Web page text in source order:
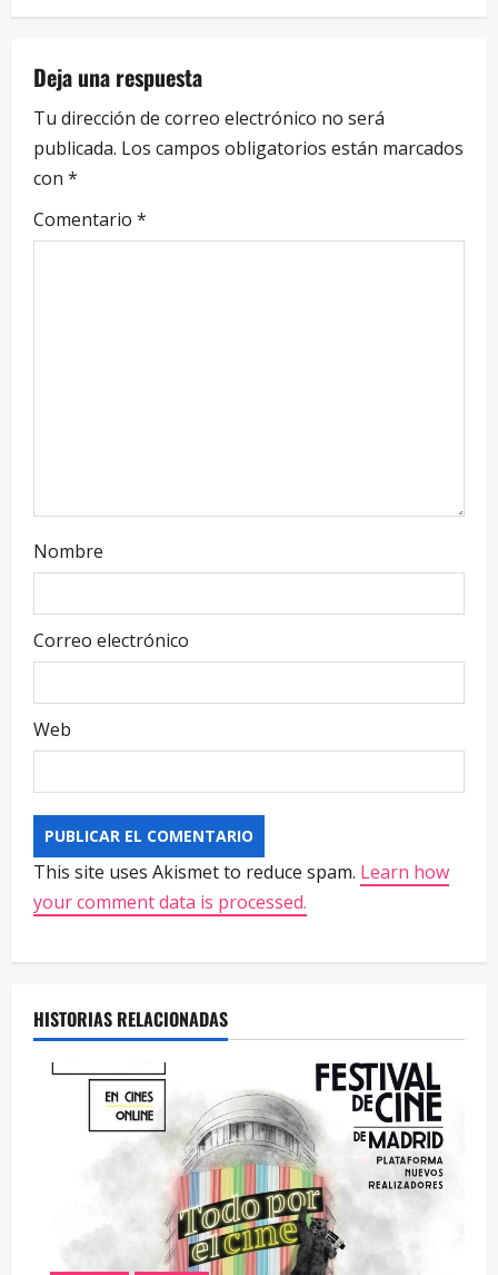
Deja una respuesta
Tu dirección de correo electrónico no será
publicada. Los campos obligatorios están marcados
con *
Comentario *
Nombre
Correo electrónico
Web
This site uses Akismet to reduce spam. Learn how
your comment data is processed.
HISTORIAS RELACIONADAS